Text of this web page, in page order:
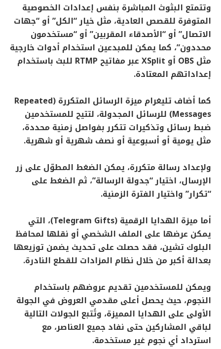
وتتمتع البثوث المباشرة بنفس إعدادات الخصوصية
المتوفرة للقصص العادية، مثل خيار “الكل” أو “جهات
الاتصال” أو “الأصدقاء المقربين” أو “مستخدمون
محددون”، كما يمكن للمبدعين استخدام أدوات خارجية
مثل OBS أو XSplit عبر مفاتيح RTMP للبث باستخدام
إعداداتهم المعتادة.
كما أضاف تليغرام ميزة الرسائل المتكررة (Repeated
Messages) للرسائل المجدولة، لتتيح للمستخدمين
ضبط رسائل وتذكيرات تتكرر بفواصل زمنية محددة،
مثل يومية أو أسبوعية أو نصف شهرية أو شهرية.
ولإعداد رسالة متكررة، يمكن الضغط المطوّل على زر
الإرسال، اختيار “جدولة الرسالة”، ثم الضغط على
“تكرار” واختيار الفترة الزمنية.
أما ميزة الهدايا الرقمية (Telegram Gifts)، التي
يمكن عرضها على الملف الشخصي أو نقلها لمحافظ
البلوك تشين، فقد حصلت على تحديث يضمن توزيعها
بعدالة أكبر من خلال نظام المزادات للقطع النادرة.
ويمكن للمستخدمين تقديم عروضهم باستخدام
النجوم، حيث يحصل أعلى مقدمي العروض في الجولة
الأولى على الهدايا المميزة، وتُتبع الجولات التالية
لباقي المشاركين حتى نفاد جميع العناصر، مع
استرداد أي نجوم غير مستخدمة.